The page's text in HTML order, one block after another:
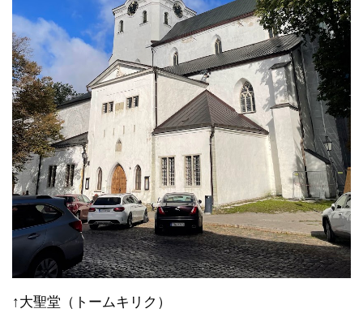
↑大聖堂（トームキリク）